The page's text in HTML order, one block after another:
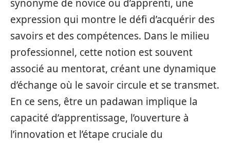
synonyme de novice ou d’apprenti, une
expression qui montre le défi d’acquérir des
savoirs et des compétences. Dans le milieu
professionnel, cette notion est souvent
associé au mentorat, créant une dynamique
d’échange où le savoir circule et se transmet.
En ce sens, être un padawan implique la
capacité d’apprentissage, l’ouverture à
l’innovation et l’étape cruciale du